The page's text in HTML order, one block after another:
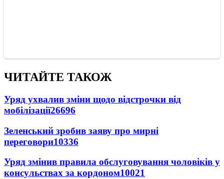
ЧИТАЙТЕ ТАКОЖ
Уряд ухвалив зміни щодо відстрочки від
мобілізації26696
Зеленський зробив заяву про мирні
переговори10336
Уряд змінив правила обслуговування чоловіків у
консульствах за кордоном10021